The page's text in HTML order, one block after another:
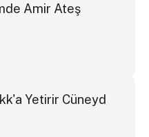
Amir Ateş
Yetirir Cüneyd